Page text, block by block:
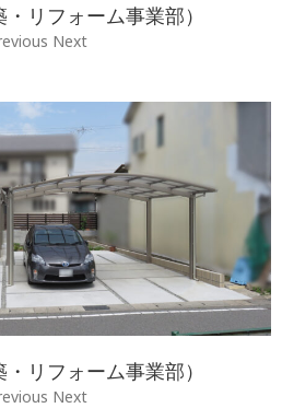
リフォーム事業部）
Next
リフォーム事業部）
Next